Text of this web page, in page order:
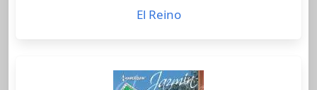
El Reino